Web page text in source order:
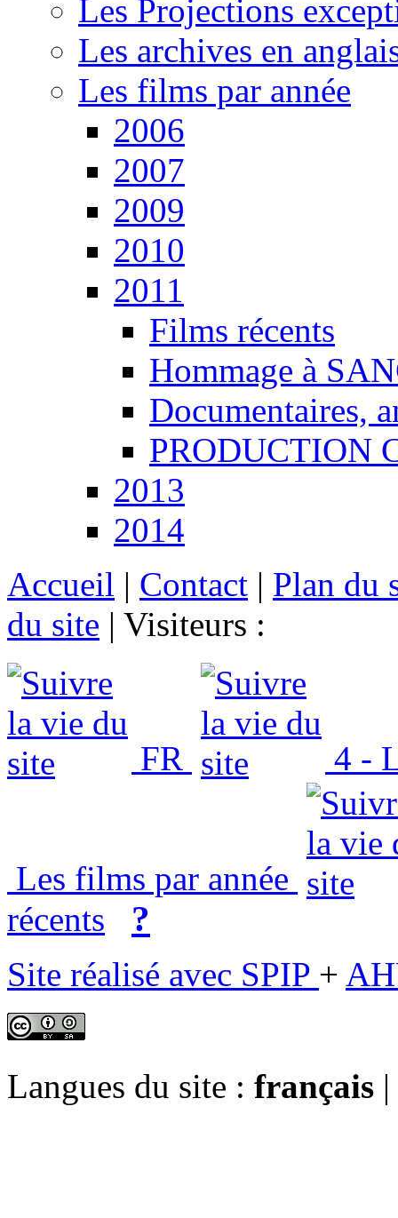
Les Projections
Les archives en
Les films par année
2006
2007
2009
2010
2011
Films récents
Hommage à
Documentaires,
PRODUCTION
2013
2014
Accueil | Contact | Plan du
du site | Visiteurs :
FR 4 -
Les films par année
récents
?
Site réalisé avec SPIP +
Langues du site : français |